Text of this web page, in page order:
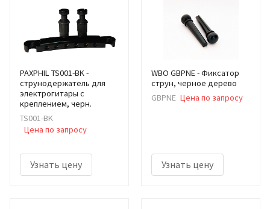
PAXPHIL TS001-BK -
cтрунодержатель для
электрогитары с
креплением, черн.
TS001-BK
Цена по запросу
Узнать цену
WBO GBPNE - Фиксатор
струн, черное дерево
GBPNE Цена по запросу
Узнать цену